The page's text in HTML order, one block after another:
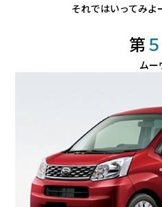
それではいってみ
第５
ムー